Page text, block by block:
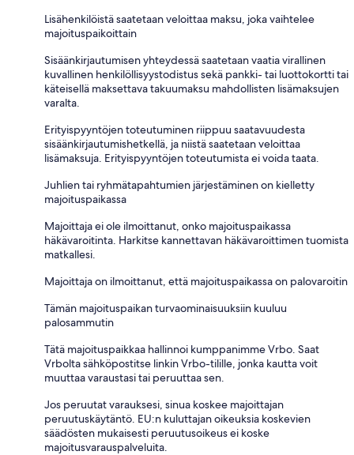
Lisähenkilöistä saatetaan veloittaa maksu, joka vaihtelee
majoituspaikoittain
Sisäänkirjautumisen yhteydessä saatetaan vaatia virallinen
kuvallinen henkilöllisyystodistus sekä pankki- tai luottokortti tai
käteisellä maksettava takuumaksu mahdollisten lisämaksujen
varalta.
Erityispyyntöjen toteutuminen riippuu saatavuudesta
sisäänkirjautumishetkellä, ja niistä saatetaan veloittaa
lisämaksuja. Erityispyyntöjen toteutumista ei voida taata.
Juhlien tai ryhmätapahtumien järjestäminen on kielletty
majoituspaikassa
Majoittaja ei ole ilmoittanut, onko majoituspaikassa
häkävaroitinta. Harkitse kannettavan häkävaroittimen tuomista
matkallesi.
Majoittaja on ilmoittanut, että majoituspaikassa on palovaroitin
Tämän majoituspaikan turvaominaisuuksiin kuuluu
palosammutin
Tätä majoituspaikkaa hallinnoi kumppanimme Vrbo. Saat
Vrbolta sähköpostitse linkin Vrbo-tilille, jonka kautta voit
muuttaa varaustasi tai peruuttaa sen.
Jos peruutat varauksesi, sinua koskee majoittajan
peruutuskäytäntö. EU:n kuluttajan oikeuksia koskevien
säädösten mukaisesti peruutusoikeus ei koske
majoitusvarauspalveluita.